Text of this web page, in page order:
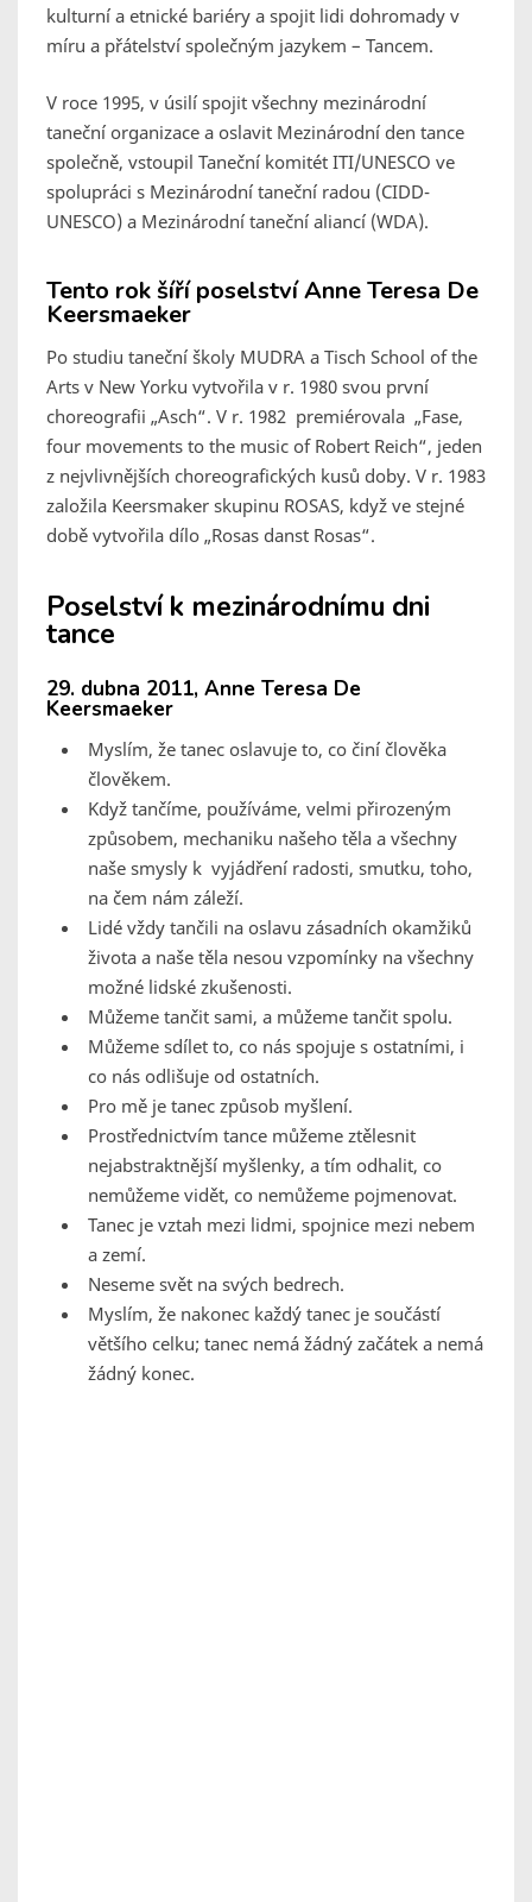
kulturní a etnické bariéry a spojit lidi dohromady v
míru a přátelství společným jazykem – Tancem.
V roce 1995, v úsilí spojit všechny mezinárodní
taneční organizace a oslavit Mezinárodní den tance
společně, vstoupil Taneční komitét ITI/UNESCO ve
spolupráci s Mezinárodní taneční radou (CIDD-
UNESCO) a Mezinárodní taneční aliancí (WDA).
Tento rok šíří poselství Anne Teresa De
Keersmaeker
Po studiu taneční školy MUDRA a Tisch School of the
Arts v New Yorku vytvořila v r. 1980 svou první
choreografii „Asch“. V r. 1982 premiérovala „Fase,
four movements to the music of Robert Reich“, jeden
z nejvlivnějších choreografických kusů doby. V r. 1983
založila Keersmaker skupinu ROSAS, když ve stejné
době vytvořila dílo „Rosas danst Rosas“.
Poselství k mezinárodnímu dni
tance
29. dubna 2011, Anne Teresa De
Keersmaeker
Myslím, že tanec oslavuje to, co činí člověka
člověkem.
Když tančíme, používáme, velmi přirozeným
způsobem, mechaniku našeho těla a všechny
naše smysly k vyjádření radosti, smutku, toho,
na čem nám záleží.
Lidé vždy tančili na oslavu zásadních okamžiků
života a naše těla nesou vzpomínky na všechny
možné lidské zkušenosti.
Můžeme tančit sami, a můžeme tančit spolu.
Můžeme sdílet to, co nás spojuje s ostatními, i
co nás odlišuje od ostatních.
Pro mě je tanec způsob myšlení.
Prostřednictvím tance můžeme ztělesnit
nejabstraktnější myšlenky, a tím odhalit, co
nemůžeme vidět, co nemůžeme pojmenovat.
Tanec je vztah mezi lidmi, spojnice mezi nebem
a zemí.
Neseme svět na svých bedrech.
Myslím, že nakonec každý tanec je součástí
většího celku; tanec nemá žádný začátek a nemá
žádný konec.